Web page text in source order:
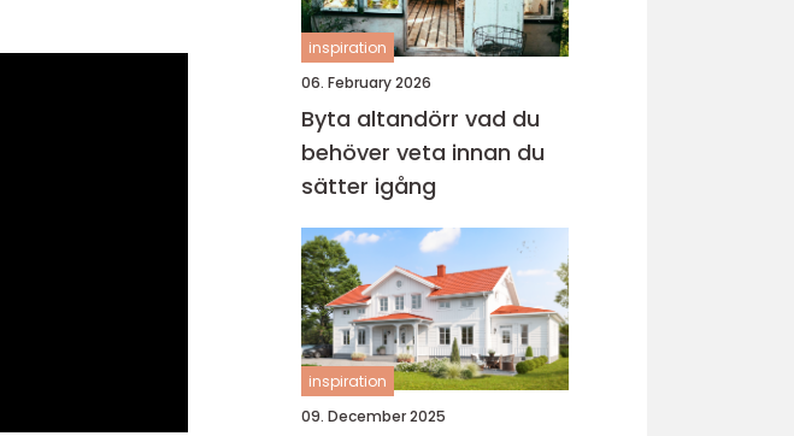
inspiration
06. February 2026
Byta altandörr vad du
behöver veta innan du
sätter igång
inspiration
09. December 2025